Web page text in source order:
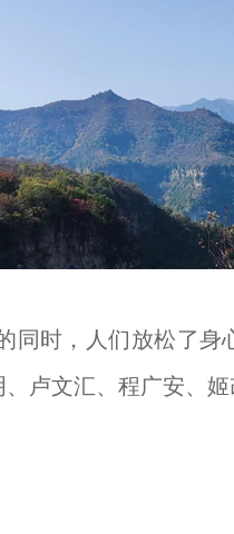
同时，人们放松了
卢文汇、程广安、